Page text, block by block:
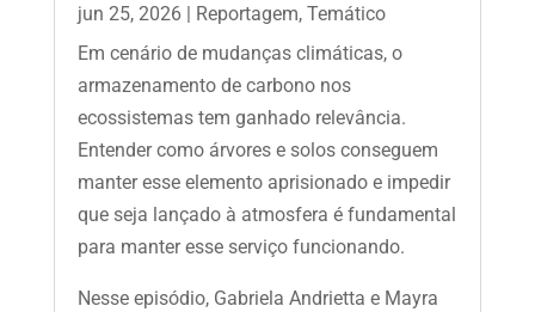
jun 25, 2026| Reportagem, Temático
Em cenário de mudanças climáticas, o
armazenamento de carbono nos
ecossistemas tem ganhado relevância.
Entender como árvores e solos conseguem
manter esse elemento aprisionado e impedir
que seja lançado à atmosfera é fundamental
para manter esse serviço funcionando.
Nesse episódio, Gabriela Andrietta e Mayra